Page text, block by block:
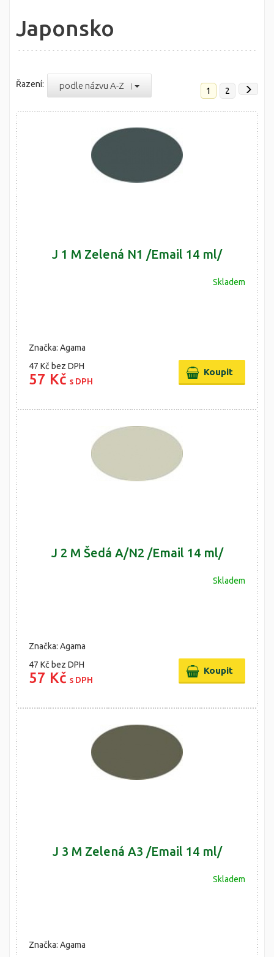
Japonsko
Řazení: podle názvu A-Z 1 2
J 1 M Zelená N1 /Email 14 ml/
Skladem
Značka: Agama
47 Kč bez DPH
57 Kč s DPH
J 2 M Šedá A/N2 /Email 14 ml/
Skladem
Značka: Agama
47 Kč bez DPH
57 Kč s DPH
J 3 M Zelená A3 /Email 14 ml/
Skladem
Značka: Agama